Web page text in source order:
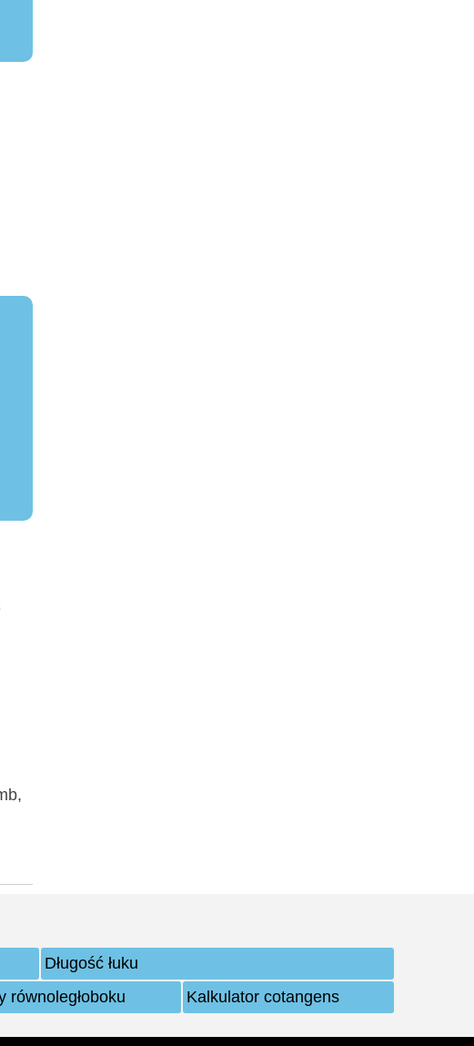
Długość łuku
równoległoboku Kalkulator cotangens